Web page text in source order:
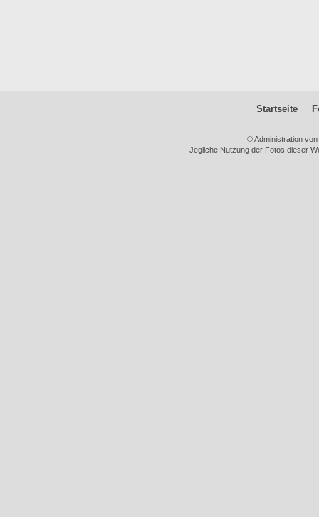
Startseite
© Administration
Jegliche Nutzung der Fotos dieser